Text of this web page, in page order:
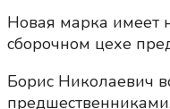
Новая марка имеет
сборочном цехе
Борис Николаевич